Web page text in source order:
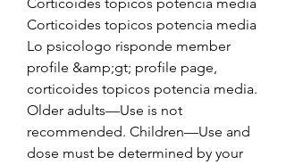
Corticoides topicos potencia media
Lo psicologo risponde member
profile &amp;gt; profile page,
corticoides topicos potencia media.
Older adults—Use is not
recommended. Children—Use and
dose must be determined by your